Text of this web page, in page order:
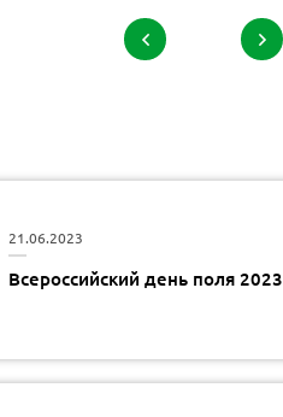
21.06.2023
Всероссийский день поля 2023